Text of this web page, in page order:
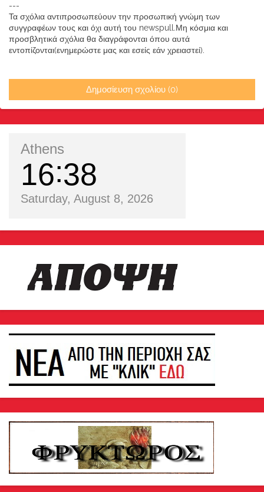
---
Τα σχόλια αντιπροσωπεύουν την προσωπική γνώμη των
συγγραφέων τους και όχι αυτή του newspull.Μη κόσμια και
προσβλητικά σχόλια θα διαγράφονται όπου αυτά
εντοπίζονται(ενημερώστε μας και εσείς εάν χρειαστεί).
Δημοσίευση σχολίου (0)
Athens
16 38
Saturday, August 8, 2026